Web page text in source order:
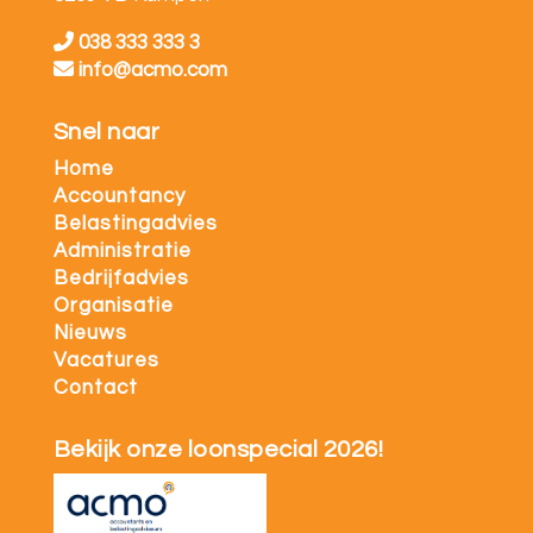
038 333 333 3
info@acmo.com
Snel naar
Home
Accountancy
Belastingadvies
Administratie
Bedrijfadvies
Organisatie
Nieuws
Vacatures
Contact
Bekijk onze loonspecial 2026!